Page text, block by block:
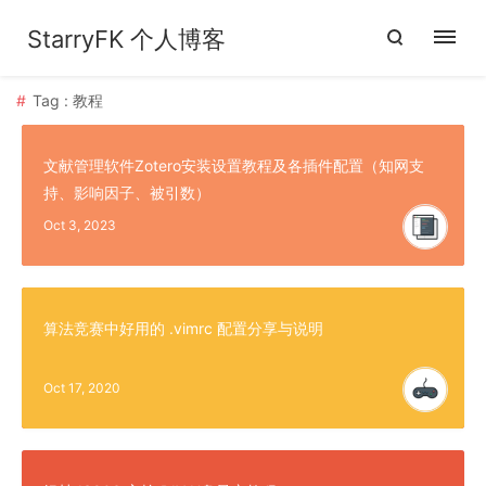
StarryFK 个人博客
Tag : 教程
文献管理软件Zotero安装设置教程及各插件配置（知网支
持、影响因子、被引数）
Oct 3, 2023
算法竞赛中好用的 .vimrc 配置分享与说明
Oct 17, 2020